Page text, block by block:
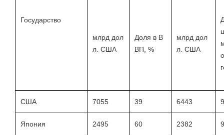
Государство
млрд дол
л. США
Доля в В
ВП, %
млрд дол
л. США
США 7055 39 6443
Япония 2495 60 2382